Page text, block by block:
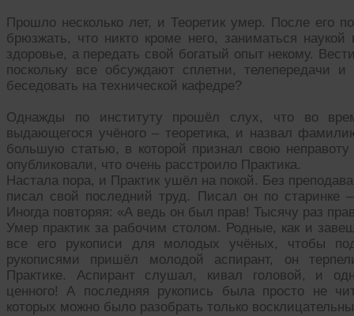
Прошло несколько лет, и Теоретик умер. После его
брюзжать, что никто кроме него, заниматься
здоровье, а передать свой богатый опыт некому.
поскольку все обсуждают сплетни,
беседовать на технической кафедре?
Однажды по институту прошёл слух, что во
выдающегося учёного – теоретика, и назвал
большую статью, в которой признал свою
опубликовали, что очень расстроило Практика.
Настала пора, и Практик ушёл на покой. Без
писал свой последний труд. Писал он по старинке
Иногда повторяя: «А ведь он был прав! Тысячу раз
Умер практик за рабочим столом. Родные, как и
все его рукописи для молодых учёных, чтобы
рукописями пришёл молодой аспирант, он
Практике. Аспирант слушал, кивал головой, и
ценного! А последняя рукопись была просто не
которых можно было разобрать только